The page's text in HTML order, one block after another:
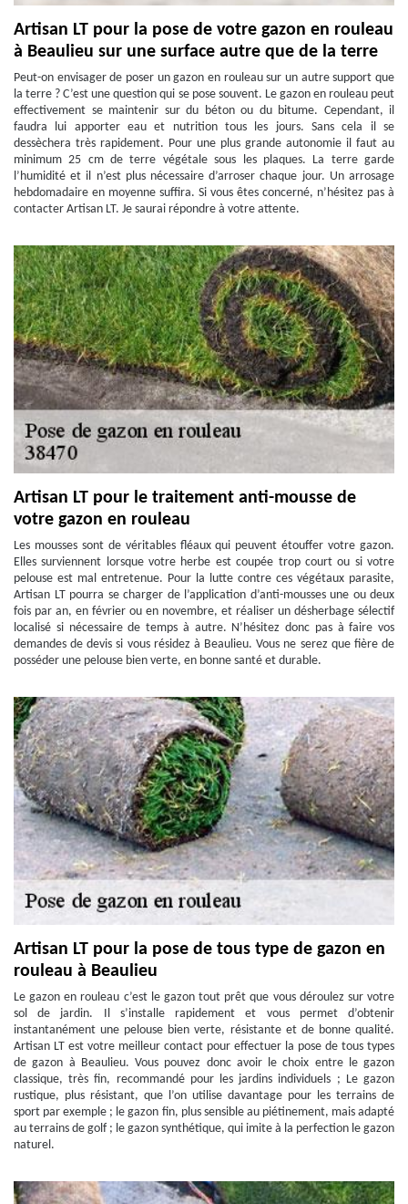
Artisan LT pour la pose de votre gazon en rouleau
à Beaulieu sur une surface autre que de la terre
Peut-on envisager de poser un gazon en rouleau sur un autre support que
la terre ? C’est une question qui se pose souvent. Le gazon en rouleau peut
effectivement se maintenir sur du béton ou du bitume. Cependant, il
faudra lui apporter eau et nutrition tous les jours. Sans cela il se
dessèchera très rapidement. Pour une plus grande autonomie il faut au
minimum 25 cm de terre végétale sous les plaques. La terre garde
l’humidité et il n’est plus nécessaire d’arroser chaque jour. Un arrosage
hebdomadaire en moyenne suffira. Si vous êtes concerné, n’hésitez pas à
contacter Artisan LT. Je saurai répondre à votre attente.
Artisan LT pour le traitement anti-mousse de
votre gazon en rouleau
Les mousses sont de véritables fléaux qui peuvent étouffer votre gazon.
Elles surviennent lorsque votre herbe est coupée trop court ou si votre
pelouse est mal entretenue. Pour la lutte contre ces végétaux parasite,
Artisan LT pourra se charger de l’application d’anti-mousses une ou deux
fois par an, en février ou en novembre, et réaliser un désherbage sélectif
localisé si nécessaire de temps à autre. N’hésitez donc pas à faire vos
demandes de devis si vous résidez à Beaulieu. Vous ne serez que fière de
posséder une pelouse bien verte, en bonne santé et durable.
Artisan LT pour la pose de tous type de gazon en
rouleau à Beaulieu
Le gazon en rouleau c’est le gazon tout prêt que vous déroulez sur votre
sol de jardin. Il s’installe rapidement et vous permet d’obtenir
instantanément une pelouse bien verte, résistante et de bonne qualité.
Artisan LT est votre meilleur contact pour effectuer la pose de tous types
de gazon à Beaulieu. Vous pouvez donc avoir le choix entre le gazon
classique, très fin, recommandé pour les jardins individuels ; Le gazon
rustique, plus résistant, que l’on utilise davantage pour les terrains de
sport par exemple ; le gazon fin, plus sensible au piétinement, mais adapté
au terrains de golf ; le gazon synthétique, qui imite à la perfection le gazon
naturel.